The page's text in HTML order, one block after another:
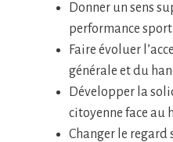
Donner un sens
performance
Faire évoluer
générale et du
Développer la
citoyenne face au
Changer le